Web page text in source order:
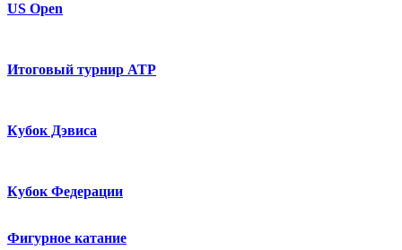
US Open
Итоговый турнир ATP
Кубок Дэвиса
Кубок Федерации
Фигурное катание